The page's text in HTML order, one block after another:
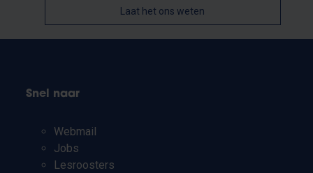
Laat het ons weten
Snel naar
Webmail
Jobs
Lesroosters